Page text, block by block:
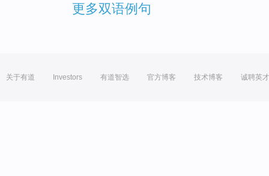
更多双语例句
关于有道 Investors 有道智选 官方博客 技术博客 诚聘英才